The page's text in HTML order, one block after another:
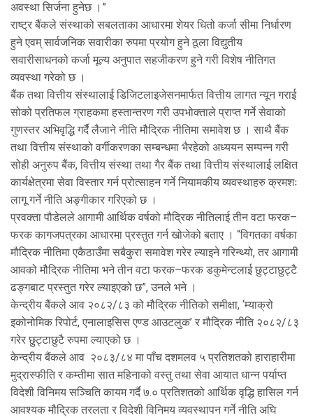
अवस्था सिर्जना हुनेछ ।”
राष्ट्र बैंकले संस्थाको सबलताका आधारमा शेयर धितो कर्जा सीमा निर्धारण
हुने एवम् सार्वजनिक सवारीका रुपमा प्रयोग हुने ठूला विद्युतीय
सवारीसाधनको कर्जा मूल्य अनुपात सहजीकरण हुने गरी विशेष नीतिगत
व्यवस्था गरेको छ ।
बैंक तथा वित्तीय संस्थालाई डिजिटलाइजेसनमार्फत वित्तीय लागत न्यून गराई
सोको प्रतिफल ग्राहकमा हस्तान्तरण गरी उपभोक्ताले प्राप्त गर्ने सेवाको
गुणस्तर अभिवृद्धि गर्दै लैजाने नीति मौद्रिक नीतिमा समावेश छ । साथै बैंक
तथा वित्तीय संस्थाको वर्गीकरणका सम्बन्धमा भैरहेको अध्ययन सम्पन्न गरी
सोही अनुरुप बैंक, वित्तीय संस्था तथा गैर बैंक तथा वित्तीय संस्थालाई लक्षित
कार्यक्षेत्रमा सेवा विस्तार गर्न प्रोत्साहन गर्ने नियामकीय व्यवस्थाहरु क्रमशः
लागू गर्ने नीति अङ्गीकार गरिएको छ ।
प्रवक्ता पौडेलले आगामी आर्थिक वर्षको मौद्रिक नीतिलाई तीन वटा फरक–
फरक कागजपत्रका आधारमा प्रस्तुत गर्न खोजेको बताए । “विगतका वर्षका
मौद्रिक नीतिमा एकैठाउँमा सबैकुरा समावेश गरेर ल्याइने गरिन्थ्यो, तर आगामी
आवको मौद्रिक नीतिमा भने तीन वटा फरक–फरक डकुमेन्टलाई छुट्टाछुट्टै
ढङ्गबाट प्रस्तुत गरेर ल्याइएको छ”, उनले भने ।
केन्द्रीय बैंकले आव २०८२/८३ को मौद्रिक नीतिको समीक्षा, ‘म्याक्रो
इकोनोमिक रिपोर्ट, एनालाइसिस एण्ड आउटलुक’ र मौद्रिक नीति २०८२/८३
गरेर छुुट्टाछुटै रुपमा ल्याएको छ ।
केन्द्रीय बैंकले आव २०८३/८४ मा पाँच दशमलव ५ प्रतिशतको हाराहारीमा
मुद्रास्फीति र कम्तीमा सात महिनाको वस्तु तथा सेवा आयात धान्न पर्याप्त
विदेशी विनिमय सञ्चिति कायम गर्दै ७.० प्रतिशतको आर्थिक वृद्धि हासिल गर्न
आवश्यक मौद्रिक तरलता र विदेशी विनिमय व्यवस्थापन गर्ने नीति अघि